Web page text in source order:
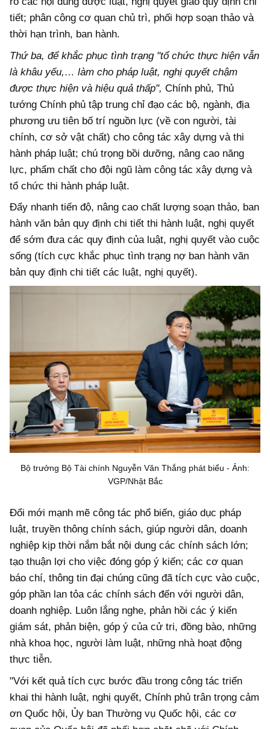
tiết; phân công cơ quan chủ trì, phối hợp soạn thảo và
thời hạn trình, ban hành.
Thứ ba, để khắc phục tình trạng "tổ chức thực hiện vẫn
là khâu yếu,… làm cho pháp luật, nghị quyết chậm
được thực hiện và hiệu quả thấp", Chính phủ, Thủ
tướng Chính phủ tập trung chỉ đạo các bộ, ngành, địa
phương ưu tiên bố trí nguồn lực (về con người, tài
chính, cơ sở vật chất) cho công tác xây dựng và thi
hành pháp luật; chú trọng bồi dưỡng, nâng cao năng
lực, phẩm chất cho đội ngũ làm công tác xây dựng và
tổ chức thi hành pháp luật.
Đẩy nhanh tiến độ, nâng cao chất lượng soạn thảo, ban
hành văn bản quy định chi tiết thi hành luật, nghị quyết
để sớm đưa các quy định của luật, nghị quyết vào cuộc
sống (tích cực khắc phục tình trạng nợ ban hành văn
bản quy định chi tiết các luật, nghị quyết).
Bộ trưởng Bộ Tài chính Nguyễn Văn Thắng phát biểu - Ảnh:
VGP/Nhật Bắc
Đổi mới mạnh mẽ công tác phổ biến, giáo dục pháp
luật, truyền thông chính sách, giúp người dân, doanh
nghiệp kịp thời nắm bắt nội dung các chính sách lớn;
tạo thuận lợi cho việc đóng góp ý kiến; các cơ quan
báo chí, thông tin đại chúng cũng đã tích cực vào cuộc,
góp phần lan tỏa các chính sách đến với người dân,
doanh nghiệp. Luôn lắng nghe, phản hồi các ý kiến
giám sát, phản biện, góp ý của cử tri, đồng bào, những
nhà khoa học, người làm luật, những nhà hoạt động
thực tiễn.
"Với kết quả tích cực bước đầu trong công tác triển
khai thi hành luật, nghị quyết, Chính phủ trân trọng cảm
ơn Quốc hội, Ủy ban Thường vụ Quốc hội, các cơ